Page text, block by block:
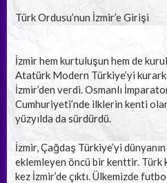
Türk Ordusu’nun İzmir’e Girişi
İzmir hem kurtuluşun hem de
Atatürk Modern Türkiye’yi
İzmir’den verdi. Osmanlı
Cumhuriyeti’nde ilklerin kenti
yüzyılda da sürdürdü.
İzmir, Çağdaş Türkiye’yi
eklemleyen öncü bir kenttir. Türk
kez İzmir’de çıktı. Ülkemizde